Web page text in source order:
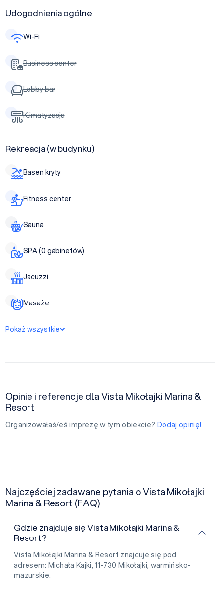
Udogodnienia ogólne
Wi-Fi
Business center
Lobby bar
Klimatyzacja
Rekreacja (w budynku)
Basen kryty
Fitness center
Sauna
SPA (0 gabinetów)
Jacuzzi
Masaże
Pokaż wszystkie
Opinie i referencje dla Vista Mikołajki Marina &
Resort
Organizowałaś/eś imprezę w tym obiekcie? Dodaj opinię!
Najczęściej zadawane pytania o Vista Mikołajki
Marina & Resort (FAQ)
Gdzie znajduje się Vista Mikołajki Marina &
Resort?
Vista Mikołajki Marina & Resort znajduje się pod
adresem: Michała Kajki, 11-730 Mikołajki, warmińsko-
mazurskie.